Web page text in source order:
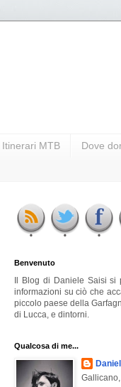
Itinerari MTB Dove
Benvenuto
Il Blog di Daniele Saisi si
informazioni su ciò che
piccolo paese della
di Lucca, e dintorni.
Qualcosa di me...